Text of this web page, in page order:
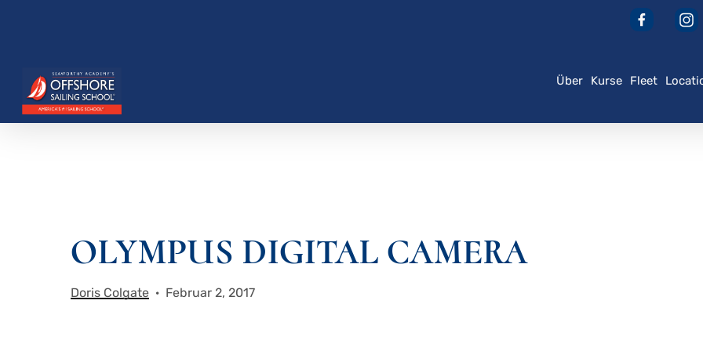
Über Kurse Fleet
OLYMPUS DIGITAL CAMERA
Doris Colgate Februar 2, 2017